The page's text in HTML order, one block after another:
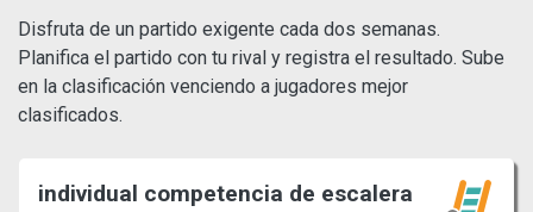
Disfruta de un partido exigente cada dos semanas.
Planifica el partido con tu rival y registra el resultado. Sube
en la clasificación venciendo a jugadores mejor
clasificados.
individual competencia de escalera